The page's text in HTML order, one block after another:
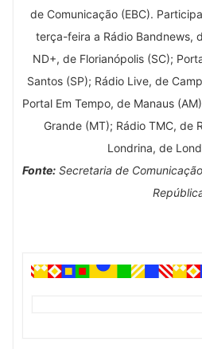
de Comunicação (EBC).
terça-feira a Rádio Bandnews,
ND+, de Florianópolis (SC);
Santos (SP); Rádio Live, de
Portal Em Tempo, de Manaus
Grande (MT); Rádio TMC, de
Londrina, de
Fonte: Secretaria de